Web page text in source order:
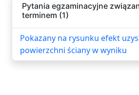
Pytania egzaminacyjne
terminem (1)
Pokazany na rysunku efekt
powierzchni ściany w wyniku